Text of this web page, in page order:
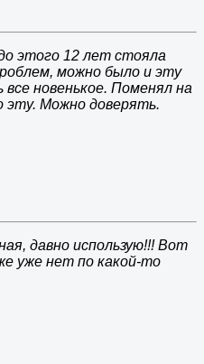
этого 12 лет стояла
можно было и эту
новенькое. Поменял на
эту. Можно доверять.
давно использую!!! Вот
уже нет по какой-то